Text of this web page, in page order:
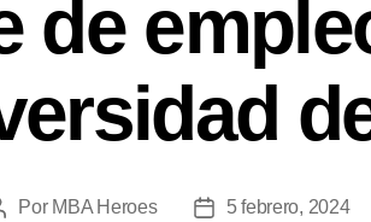
de
Por MBA Heroes 5 febrero, 2024